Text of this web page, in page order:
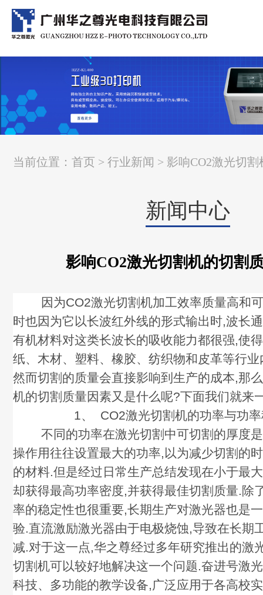
当前位置：首页 >行业新闻 > 影响CO2激光切
新闻中心
影响CO2激光切割机的切割
因为CO2激光切割机加工效率质量高和可
时也因为它以长波红外线的形式输出时,波长
有机材料对这类长波长的吸收能力都很强,使
纸、木材、塑料、橡胶、纺织物和皮革等行
然而切割的质量会直接影响到生产的成本,那
机的切割质量因素又是什么呢?下面我们就来
1、 CO2激光切割机的功率与功
不同的功率在激光切割中可切割的厚度是
操作用往往设置最大的功率,以为减少切割的
的材料.但是经过日常生产总结发现在小于最
却获得最高功率密度,并获得最佳切割质量.除
率的稳定性也很重要,长期生产对激光器也是
验.直流激励激光器由于电极烧蚀,导致在长期
减.对于这一点,华之尊经过多年研究推出的激
切割机可以较好地解决这一个问题.奋进号激
科技、多功能的教学设备,广泛应用于各高校